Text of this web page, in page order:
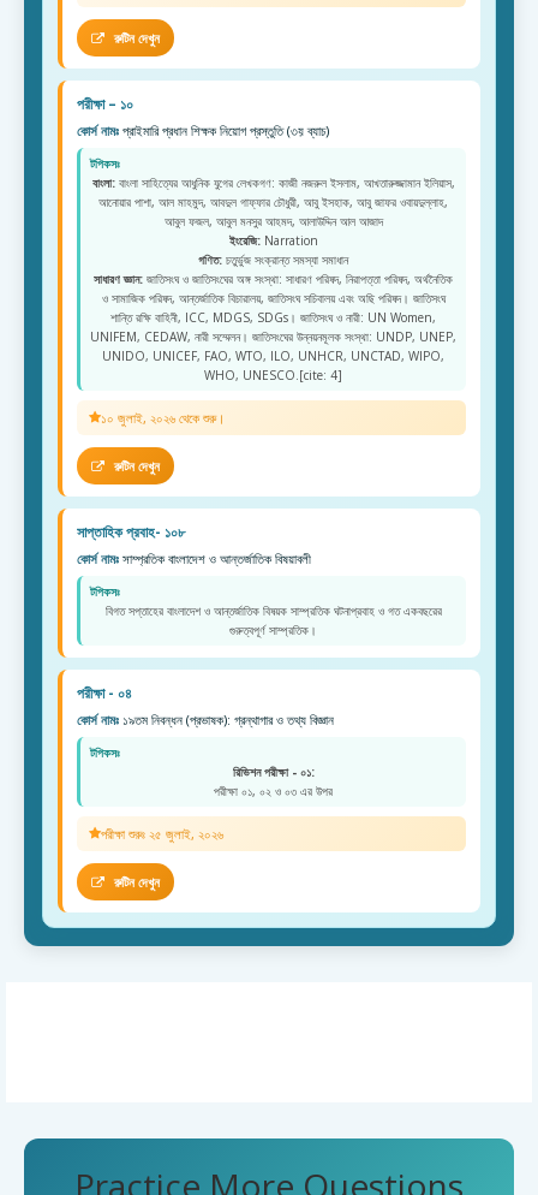
রুটিন দেখুন
পরীক্ষা – ১০
কোর্স নামঃ প্রাইমারি প্রধান শিক্ষক নিয়োগ প্রস্তুতি (৩য় ব্যাচ)
টপিকসঃ
বাংলা:বাংলা সাহিত্যের আধুনিক যুগের লেখকগণ: কাজী নজরুল ইসলাম, আখতারুজ্জামান ইলিয়াস,
আনোয়ার পাশা, আল মাহমুদ, আবদুল গাফ্ফার চৌধুরী, আবু ইসহাক, আবু জাফর ওবায়দুল্লাহ,
আবুল ফজল, আবুল মনসুর আহমদ, আলাউদ্দিন আল আজাদ
ইংরেজি:Narration
গণিত: চতুর্ভুজ সংক্রান্ত সমস্যা সমাধান
সাধারণ জ্ঞান: জাতিসংঘ ও জাতিসংঘের অঙ্গ সংস্থা: সাধারণ পরিষদ, নিরাপত্তা পরিষদ, অর্থনৈতিক
ও সামাজিক পরিষদ, আন্তর্জাতিক বিচারালয়, জাতিসংঘ সচিবালয় এবং অছি পরিষদ। জাতিসংঘ
শান্তি রক্ষি বাহিনী, ICC, MDGS, SDGs। জাতিসংঘ ও নারী: UN Women,
UNIFEM, CEDAW, নারী সম্মেলন। জাতিসংঘের উন্নয়নমূলক সংস্থা: UNDP, UNEP,
UNIDO, UNICEF, FAO, WTO, ILO, UNHCR, UNCTAD, WIPO,
WHO, UNESCO.[cite: 4]
১০ জুলাই, ২০২৬ থেকে শুরু।
রুটিন দেখুন
সাপ্তাহিক প্রবাহ- ১০৮
কোর্স নামঃ সাম্প্রতিক বাংলাদেশ ও আন্তর্জাতিক বিষয়াবলী
টপিকসঃ
বিগত সপ্তাহের বাংলাদেশ ও আন্তর্জাতিক বিষয়ক সাম্প্রতিক ঘটনাপ্রবাহ ও গত একবছরের
গুরুত্বপূর্ণ সাম্প্রতিক।
পরীক্ষা - ০৪
কোর্স নামঃ ১৯তম নিবন্ধন (প্রভাষক): গ্রন্থাগার ও তথ্য বিজ্ঞান
টপিকসঃ
রিভিশন পরীক্ষা - ০১:
পরীক্ষা ০১, ০২ ও ০৩ এর উপর
পরীক্ষা শুরুঃ ২৫ জুলাই, ২০২৬
রুটিন দেখুন
Practice More Questions